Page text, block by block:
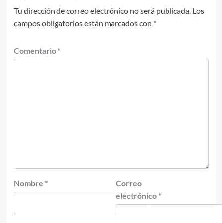
Tu dirección de correo electrónico no será publicada. Los
campos obligatorios están marcados con *
Comentario *
Nombre *
Correo
electrónico *